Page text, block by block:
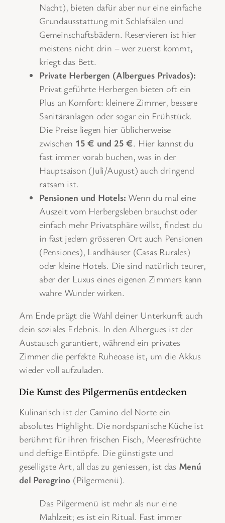
Nacht), bieten dafür aber nur eine einfache
Grundausstattung mit Schlafsälen und
Gemeinschaftsbädern. Reservieren ist hier
meistens nicht drin – wer zuerst kommt,
kriegt das Bett.
Private Herbergen (Albergues Privados):
Privat geführte Herbergen bieten oft ein
Plus an Komfort: kleinere Zimmer, bessere
Sanitäranlagen oder sogar ein Frühstück.
Die Preise liegen hier üblicherweise
zwischen 15 € und 25 €. Hier kannst du
fast immer vorab buchen, was in der
Hauptsaison (Juli/August) auch dringend
ratsam ist.
Pensionen und Hotels: Wenn du mal eine
Auszeit vom Herbergsleben brauchst oder
einfach mehr Privatsphäre willst, findest du
in fast jedem grösseren Ort auch Pensionen
(Pensiones), Landhäuser (Casas Rurales)
oder kleine Hotels. Die sind natürlich teurer,
aber der Luxus eines eigenen Zimmers kann
wahre Wunder wirken.
Am Ende prägt die Wahl deiner Unterkunft auch
dein soziales Erlebnis. In den Albergues ist der
Austausch garantiert, während ein privates
Zimmer die perfekte Ruheoase ist, um die Akkus
wieder voll aufzuladen.
Die Kunst des Pilgermenüs entdecken
Kulinarisch ist der Camino del Norte ein
absolutes Highlight. Die nordspanische Küche ist
berühmt für ihren frischen Fisch, Meeresfrüchte
und deftige Eintöpfe. Die günstigste und
geselligste Art, all das zu geniessen, ist das Menú
del Peregrino (Pilgermenü).
Das Pilgermenü ist mehr als nur eine
Mahlzeit; es ist ein Ritual. Fast immer